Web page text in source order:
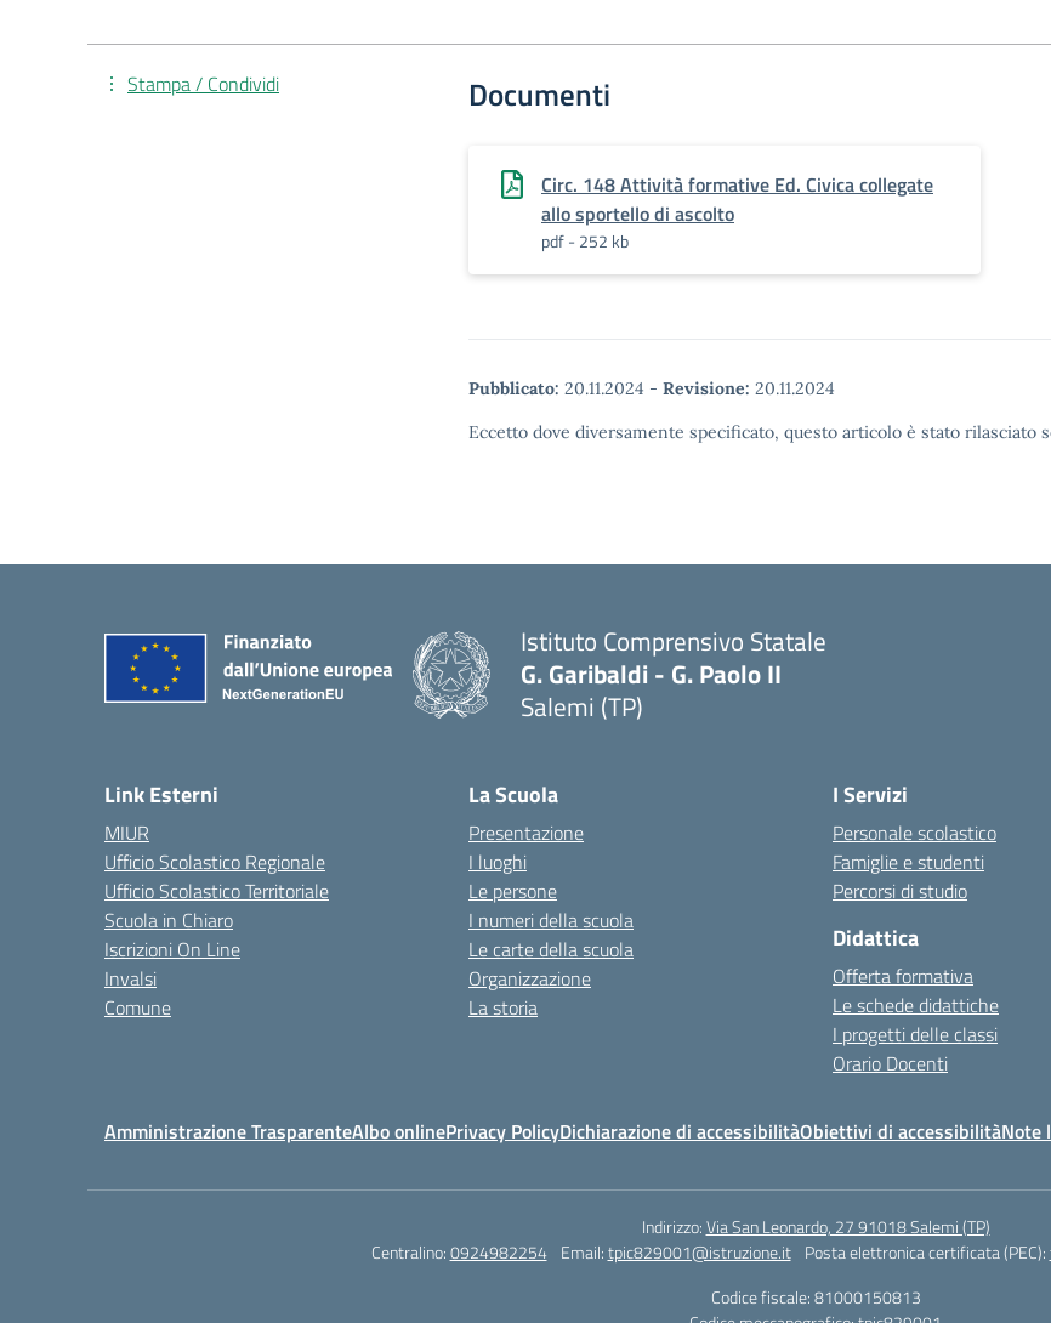
Documenti
Circ. 148 Attività formative Ed. Civica collegate
allo sportello di ascolto
pdf - 252 kb
Pubblicato: 20.11.2024 - Revisione: 20.11.2024
Eccetto dove diversamente specificato, questo articolo è stato
Stampa / Condividi
Istituto Comprensivo Statale
G. Garibaldi - G. Paolo II
Salemi (TP)
Link Esterni
MIUR
Ufficio Scolastico Regionale
Ufficio Scolastico Territoriale
Scuola in Chiaro
Iscrizioni On Line
Invalsi
Comune
La Scuola
Presentazione
I luoghi
Le persone
I numeri della scuola
Le carte della scuola
Organizzazione
La storia
I Servizi
Personale scolastico
Famiglie e studenti
Percorsi di studio
Didattica
Offerta formativa
Le schede didattiche
I progetti delle classi
Orario Docenti
Amministrazione TrasparenteAlbo onlinePrivacy PolicyDichiarazione di accessibilitàObiettivi di accessibilitàNote
Indirizzo:Via San Leonardo, 27 91018 Salemi (TP)
Centralino:0924982254 Email:tpic829001@istruzione.it Posta elettronica certificata (PEC):
Codice fiscale: 81000150813